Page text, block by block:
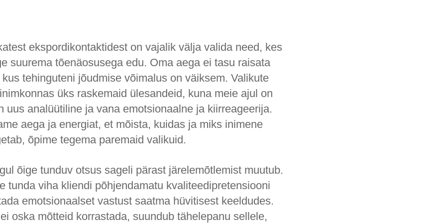
ekspordikontaktidest on vajalik välja valida need, kes
suurema tõenäosusega edu. Oma aega ei tasu raisata
tehinguteni jõudmise võimalus on väiksem. Valikute
üks raskemaid ülesandeid, kuna meie ajul on
uus analüütiline ja vana emotsionaalne ja kiirreageerija.
aega ja energiat, et mõista, kuidas ja miks inimene
õpime tegema paremaid valikuid.
õige tunduv otsus sageli pärast järelemõtlemist muutub.
tunda viha kliendi põhjendamatu kvaliteedipretensiooni
emotsionaalset vastust saatma hüvitisest keeldudes.
oska mõtteid korrastada, suundub tähelepanu sellele,